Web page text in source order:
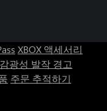
XBOX 액세서리
감광성 발작 경고
주문 추적하기